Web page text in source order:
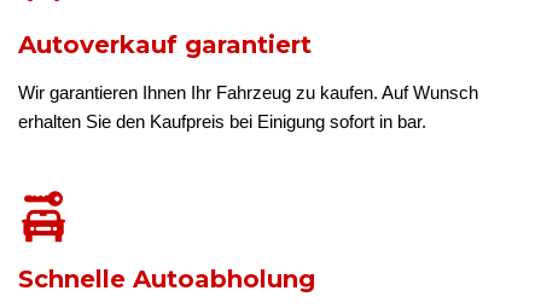
Autoverkauf garantiert
Wir garantieren Ihnen Ihr Fahrzeug zu kaufen. Auf Wunsch
erhalten Sie den Kaufpreis bei Einigung sofort in bar.
Schnelle Autoabholung